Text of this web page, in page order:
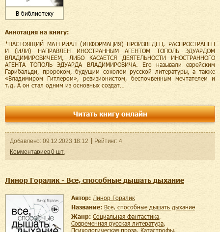
В библиотеку
Аннотация на книгу:
*НАСТОЯЩИЙ МАТЕРИАЛ (ИНФОРМАЦИЯ) ПРОИЗВЕДЕН, РАСПРОСТРАНЕН
И (ИЛИ) НАПРАВЛЕН ИНОСТРАННЫМ АГЕНТОМ ТОПОЛЬ ЭДУАРДОМ
ВЛАДИМИРОВИЧЕЕМ, ЛИБО КАСАЕТСЯ ДЕЯТЕЛЬНОСТИ ИНОСТРАННОГО
АГЕНТА ТОПОЛЬ ЭДУАРДА ВЛАДИМИРОВИЧА. Его называли еврейским
Гарибальди, пророком, будущим соколом русской литературы, а также
«Владимиром Гитлером», ревизионистом, беспочвенным мечтателем и
т.д. А он стал одним из основных создат…
Читать книгу онлайн
Добавленo: 09.12.2023 18:12 Рейтинг: 4
Комментариев0 шт.
Линор Горалик - Все, способные дышать дыхание
Автор:
Линор Горалик
Название:
Все, способные дышать дыхание
Жанр:
социальная фантастика,
современная русская литература,
психологическая проза, катастрофы,